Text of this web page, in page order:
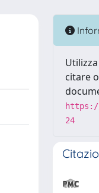
citare
24